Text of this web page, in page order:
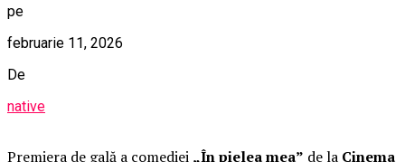
pe
februarie 11, 2026
De
native
Premiera de gală a comediei „În pielea mea” de la Cinema